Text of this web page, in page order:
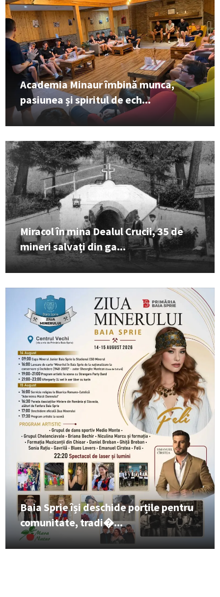
Academia Minaur îmbină munca,
pasiunea și spiritul de ech...
Miracol în mina Dealul Crucii, 35 de
mineri salvați din ga...
Baia Sprie își deschide porțile pentru
comunitate, tradi�...